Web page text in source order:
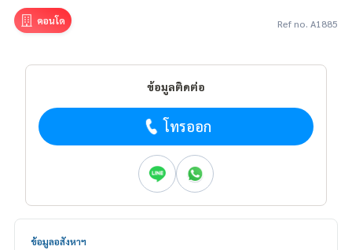
คอนโด Ref no. A1885
ข้อมูลติดต่อ
โทรออก
ข้อมูลอสังหาฯ